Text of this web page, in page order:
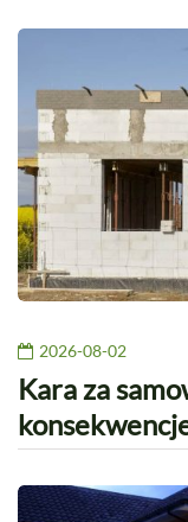
2026-08-02
Kara za